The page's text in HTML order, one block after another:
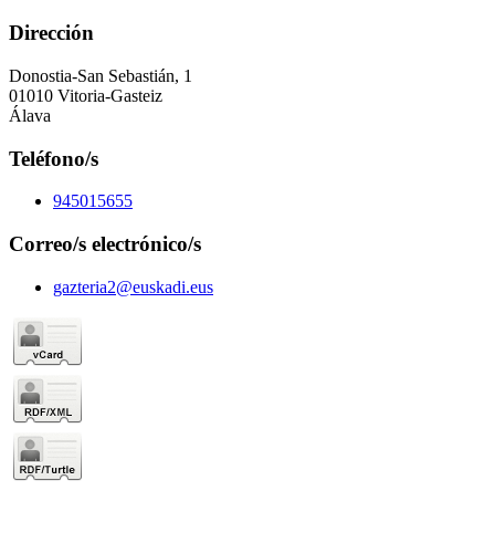
Dirección
Donostia-San Sebastián, 1
01010 Vitoria-Gasteiz
Álava
Teléfono/s
945015655
Correo/s electrónico/s
gazteria2@euskadi.eus